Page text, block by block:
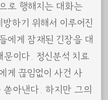
로 행해지는 대화는
하기 위해서 이루어진
에게 잠재된 긴장을 대
이다. 정신분석 치료
게 끊임없이 사건 사
아낸다. 하지만 그의